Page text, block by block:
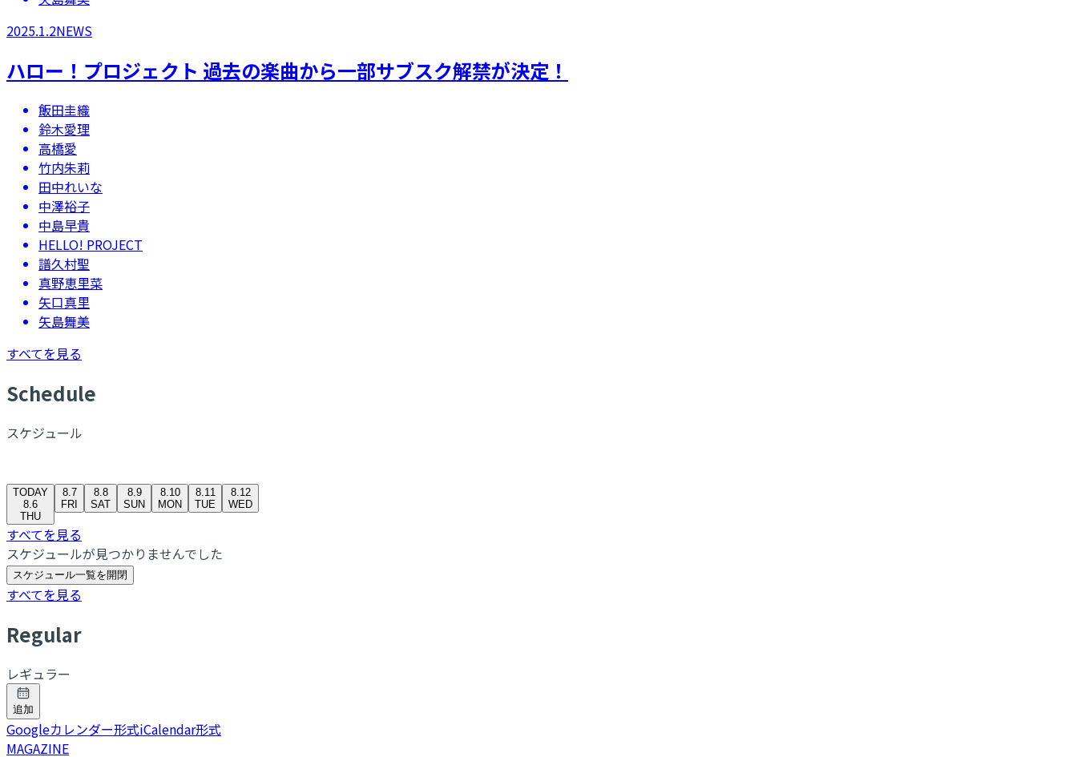
2025.1.2NEWS
ハロー！プロジェクト 過去の楽曲から一部サブスク解禁が決定！
飯田圭織
鈴木愛理
高橋愛
竹内朱莉
田中れいな
中澤裕子
中島早貴
HELLO! PROJECT
譜久村聖
真野恵里菜
矢口真里
矢島舞美
すべてを見る
Schedule
スケジュール
TODAY
8.6
THU
8.7
FRI
8.8
SAT
8.9
SUN
8.10
MON
8.11
TUE
8.12
WED
すべてを見る
スケジュールが見つかりませんでした
スケジュール一覧を開閉
すべてを見る
Regular
レギュラー
追加
Googleカレンダー形式iCalendar形式
MAGAZINE